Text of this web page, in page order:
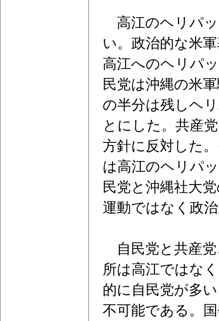
高江のヘリパッ
い。政治的な米
高江へのヘリパ
民党は沖縄の米
の半分は残しヘ
とにした。共産
方針に反対した
は高江のヘリパ
民党と沖縄社大
運動ではなく政
自民党と共産党
所は高江ではな
的に自民党が多
不可能である。